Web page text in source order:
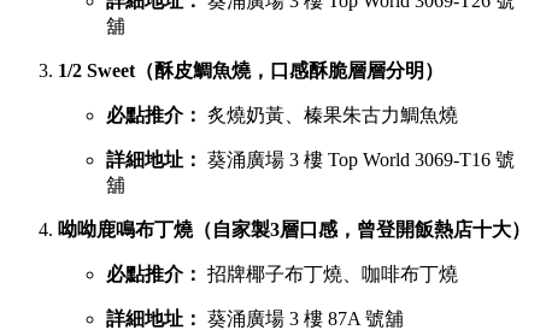
舖
1/2 Sweet（酥皮鯛魚燒，口感酥脆層層分明）
必點推介： 炙燒奶黃、榛果朱古力鯛魚燒
詳細地址： 葵涌廣場 3 樓 Top World 3069-T16 號
舖
呦呦鹿鳴布丁燒（自家製3層口感，曾登開飯熱店十大）
必點推介： 招牌椰子布丁燒、咖啡布丁燒
詳細地址： 葵涌廣場 3 樓 87A 號舖